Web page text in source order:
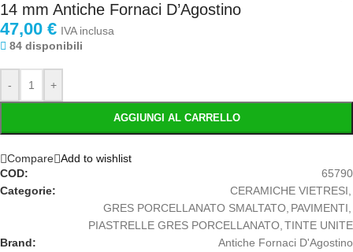
14 mm Antiche Fornaci D’Agostino
47,00 € IVA inclusa
84 disponibili
- +
AGGIUNGI AL CARRELLO
Compare Add to wishlist
COD:
65790
Categorie:
CERAMICHE VIETRESI
GRES PORCELLANATO SMALTATO PAVIMENTI
PIASTRELLE GRES PORCELLANATO TINTE UNITE
Brand:
Antiche Fornaci D'Agostino